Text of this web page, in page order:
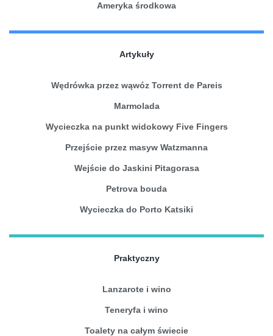
Ameryka środkowa
Artykuły
Wędrówka przez wąwóz Torrent de Pareis
Marmolada
Wycieczka na punkt widokowy Five Fingers
Przejście przez masyw Watzmanna
Wejście do Jaskini Pitagorasa
Petrova bouda
Wycieczka do Porto Katsiki
Praktyczny
Lanzarote i wino
Teneryfa i wino
Toalety na całym świecie